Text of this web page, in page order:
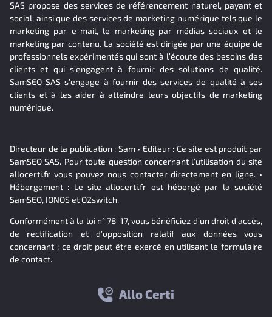
SAS propose des services de référencement naturel, payant et
social, ainsi que des services de marketing numérique tels que le
marketing par e-mail, le marketing par médias sociaux et le
marketing par contenu. La société est dirigée par une équipe de
professionnels expérimentés qui sont à l’écoute des besoins des
clients et qui s’engagent à fournir des solutions de qualité.
SamSEO SAS s’engage à fournir des services de qualité à ses
clients et à les aider à atteindre leurs objectifs de marketing
numérique.
Directeur de la publication : Sam • Editeur : Ce site est produit par
SamSEO SAS. Pour toute question concernant l’utilisation du site
allocerti.fr vous pouvez nous contacter directement en ligne. •
Hébergement : Le site allocerti.fr est hébergé par la société
SamSEO, IONOS et O2switch.
Conformément à la loi n° 78-17, vous bénéficiez d’un droit d’accès,
de rectification et d’opposition relatif aux données vous
concernant ; ce droit peut être exercé en utilisant le formulaire
de contact.
Allo Certi